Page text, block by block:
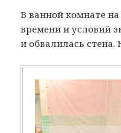
В ванной комнате
времени и условий
и обвалилась